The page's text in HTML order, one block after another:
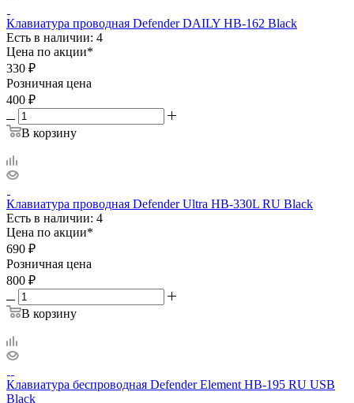
Клавиатура проводная Defender DAILY HB-162 Black
Есть в наличии: 4
Цена по акции*
330 ₽
Розничная цена
400 ₽
В корзину
Клавиатура проводная Defender Ultra HB-330L RU Black
Есть в наличии: 4
Цена по акции*
690 ₽
Розничная цена
800 ₽
В корзину
Клавиатура беспроводная Defender Element HB-195 RU USB
Black